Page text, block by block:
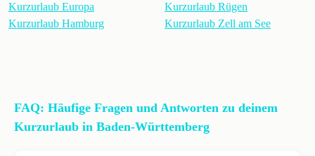
Kurzurlaub Europa
Kurzurlaub Hamburg
Kurzurlaub Rügen
Kurzurlaub Zell am See
FAQ: Häufige Fragen und Antworten zu deinem
Kurzurlaub in Baden-Württemberg